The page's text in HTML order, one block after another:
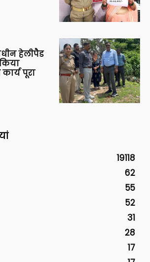
हेलीपैड
पूरा
19118
62
55
52
31
28
17